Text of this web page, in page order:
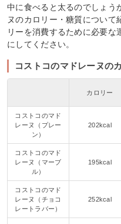
中に食べると太るのでしょう
ヌのカロリー・糖質について
リーを消費するために必要
にしてください。
コストコのマドレーヌの
カロリー
コストコのマド
レーヌ（プレー
ン）
202kcal
コストコのマド
レーヌ（マーブ
ル）
195kcal
コストコのマド
レーヌ（チョコ
レートラバー）
252kcal